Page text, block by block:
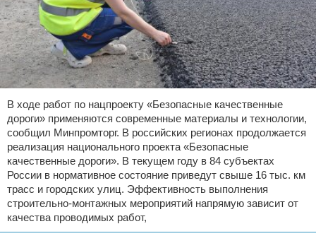
В ходе работ по нацпроекту «Безопасные качественные
дороги» применяются современные материалы и технологии,
сообщил Минпромторг. В российских регионах продолжается
реализация национального проекта «Безопасные
качественные дороги». В текущем году в 84 субъектах
России в нормативное состояние приведут свыше 16 тыс. км
трасс и городских улиц. Эффективность выполнения
строительно-монтажных мероприятий напрямую зависит от
качества проводимых работ,